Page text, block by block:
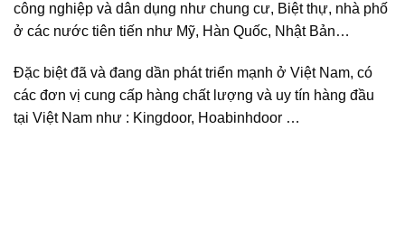
công nghiệp và dân dụng như chung cư, Biệt thự, nhà phố
ở các nước tiên tiến như Mỹ, Hàn Quốc, Nhật Bản…
Đặc biệt đã và đang dần phát triển mạnh ở Việt Nam, có
các đơn vị cung cấp hàng chất lượng và uy tín hàng đầu
tại Việt Nam như : Kingdoor, Hoabinhdoor …